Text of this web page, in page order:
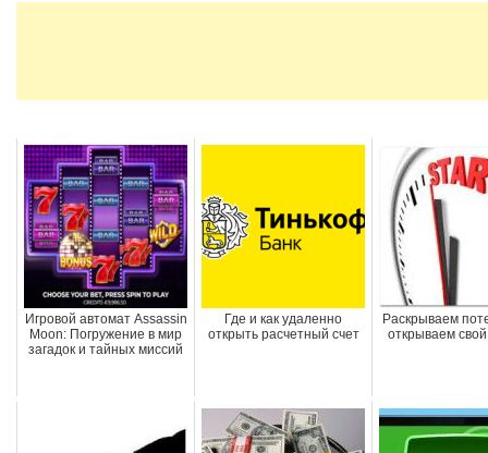
Игровой автомат Assassin
Moon: Погружение в мир
загадок и тайных миссий
Где и как удаленно
открыть расчетный счет
Раскрываем
открываем